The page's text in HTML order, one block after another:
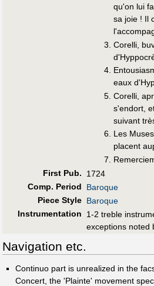
qu'on lui
sa joie ! Il
Corelli,
eaux
Corelli,
s'endort,
suivant
Les
placent
First Pub.
1724
Comp. Period
Baroque
Piece Style Baroque
Instrumentation
1-2 treble
exceptions noted
Navigation etc.
Continuo part is unrealized in the
Concert, the 'Plainte' movement